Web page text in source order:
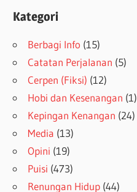
Kategori
Berbagi Info (15)
Catatan Perjalanan (5)
Cerpen (Fiksi) (12)
Hobi dan Kesenangan (1)
Kepingan Kenangan (24)
Media (13)
Opini (19)
Puisi (473)
Renungan Hidup (44)